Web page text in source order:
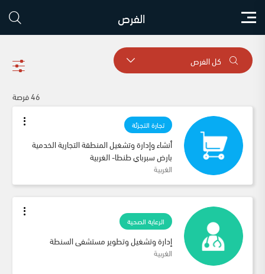
الفرص
كل الفرص
46 فرصة
تجارة التجزئة
أنشاء وإدارة وتشغيل المنطقة التجارية الخدمية
بارض سبرباي طنطا- الغربية
الغربية
الرعاية الصحية
إدارة وتشغيل وتطوير مستشفى السنطة
الغربية